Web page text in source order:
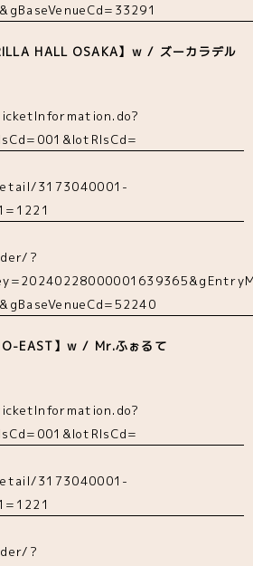
HALL OSAKA】w / ズーカラデル
3173040001-
?
&gBaseVenueCd=52240
EAST】w / Mr.ふぉるて
3173040001-
?